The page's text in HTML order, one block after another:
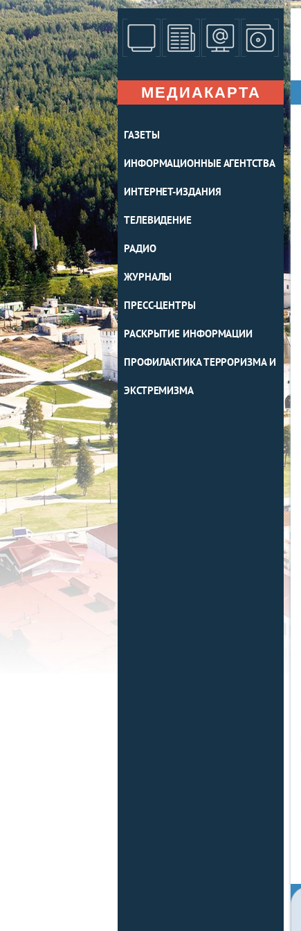
МЕДИАКАРТА
ГАЗЕТЫ
ИНФОРМАЦИОННЫЕ АГЕНТСТВА
ИНТЕРНЕТ-ИЗДАНИЯ
ТЕЛЕВИДЕНИЕ
РАДИО
ЖУРНАЛЫ
ПРЕСС-ЦЕНТРЫ
РАСКРЫТИЕ ИНФОРМАЦИИ
ПРОФИЛАКТИКА ТЕРРОРИЗМА И
ЭКСТРЕМИЗМА